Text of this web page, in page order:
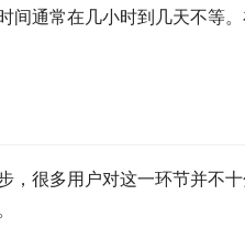
间通常在几小时到几天不等
，很多用户对这一环节并不